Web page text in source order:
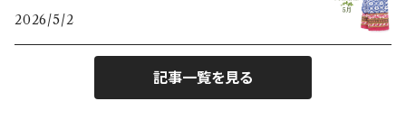
とり
2026/5/2
記事一覧を見る